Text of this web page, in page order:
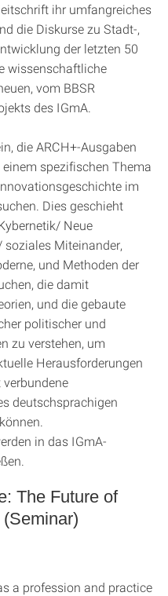
ihr umfangreiches
die Diskurse zu Stadt-,
der letzten 50
wissenschaftliche
vom BBSR
des IGmA.
die ARCH+-Ausgaben
spezifischen Thema
im
Dies geschieht
Neue
Miteinander,
und Methoden der
die damit
und die gebaute
politischer und
zu verstehen, um
Herausforderungen
deutschsprachigen
in das IGmA-
The Future of
a profession and practice